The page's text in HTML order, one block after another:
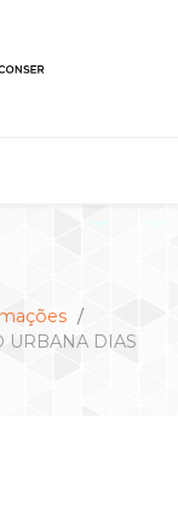
URBANA DIAS